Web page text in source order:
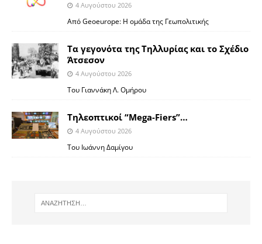
4 Αυγούστου 2026
Από Geoeurope: H ομάδα της Γεωπολιτικής
Τα γεγονότα της Τηλλυρίας και το Σχέδιο
Άτσεσον
4 Αυγούστου 2026
Toυ Γιαννάκη Λ. Ομήρου
Tηλεοπτικοί “Mega-Fiers”…
4 Αυγούστου 2026
Toυ Ιωάννη Δαμίγου